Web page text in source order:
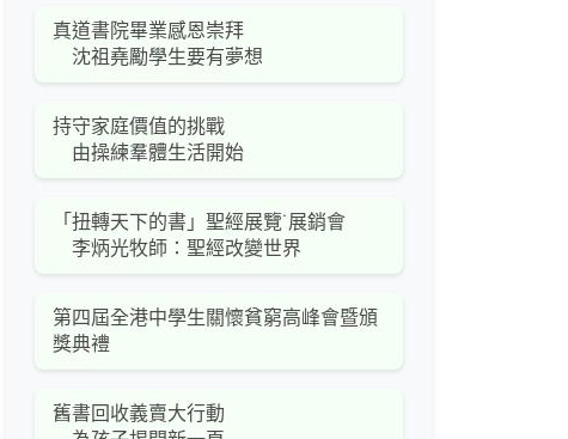
真道書院畢業感恩崇拜
沈祖堯勵學生要有夢想
持守家庭價值的挑戰
由操練羣體生活開始
「扭轉天下的書」聖經展覽˙展銷會
李炳光牧師：聖經改變世界
第四屆全港中學生關懷貧窮高峰會暨頒
獎典禮
舊書回收義賣大行動